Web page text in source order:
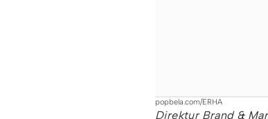
popbela.com/ERHA
Direktur Brand &